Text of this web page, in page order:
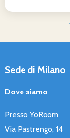
Sede di Milano
Dove siamo
Presso YoRoom
Via Pastrengo, 14